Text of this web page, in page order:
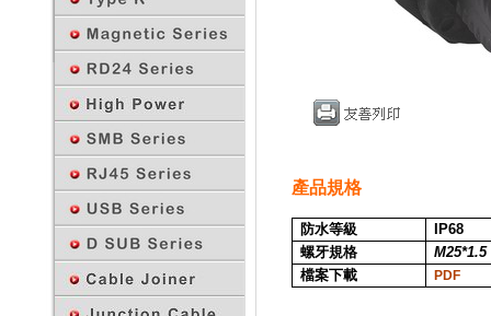
產品規格
防水等級
IP68
螺牙規格
M25*1.5
檔案下載
PDF